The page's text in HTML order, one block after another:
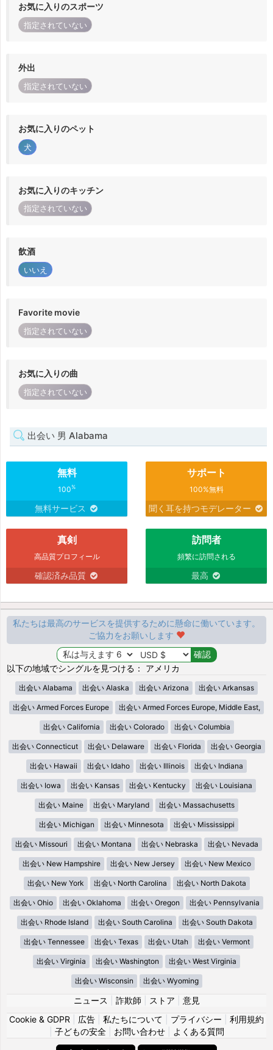
お気に入りのスポーツ
指定されていない
外出
指定されていない
お気に入りのペット
犬
お気に入りのキッチン
指定されていない
飲酒
いいえ
Favorite movie
指定されていない
お気に入りの曲
指定されていない
出会い 男 Alabama
無料
100%
無料サービス
サポート
100%無料
聞く耳を持つモデレーター
真剣
高品質プロフィール
確認済み品質
訪問者
頻繁に訪問される
最高
私たちは最高のサービスを提供するために懸命に働いています。
ご協力をお願いします
以下の地域でシングルを見つける： アメリカ
出会い Alabama 出会い Alaska 出会い Arizona 出会い Arkansas
出会い Armed Forces Europe 出会い Armed Forces Europe, Middle East,
出会い California 出会い Colorado 出会い Columbia
出会い Connecticut 出会い Delaware 出会い Florida 出会い Georgia
出会い Hawaii 出会い Idaho 出会い Illinois 出会い Indiana
出会い Iowa 出会い Kansas 出会い Kentucky 出会い Louisiana
出会い Maine 出会い Maryland 出会い Massachusetts
出会い Michigan 出会い Minnesota 出会い Mississippi
出会い Missouri 出会い Montana 出会い Nebraska 出会い Nevada
出会い New Hampshire 出会い New Jersey 出会い New Mexico
出会い New York 出会い North Carolina 出会い North Dakota
出会い Ohio 出会い Oklahoma 出会い Oregon 出会い Pennsylvania
出会い Rhode Island 出会い South Carolina 出会い South Dakota
出会い Tennessee 出会い Texas 出会い Utah 出会い Vermont
出会い Virginia 出会い Washington 出会い West Virginia
出会い Wisconsin 出会い Wyoming
ニュース 詐欺師 ストア
意見
Cookie & GDPR
広告 私たちについて プライバシー
利用規約
子どもの安全| お問い合わせ| よくある質問